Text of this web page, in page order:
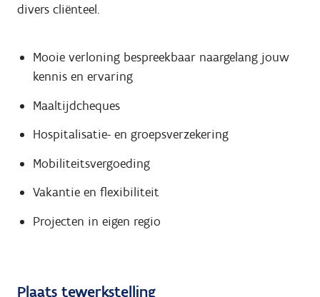
divers cliënteel.
Mooie verloning bespreekbaar naargelang jouw
kennis en ervaring
Maaltijdcheques
Hospitalisatie- en groepsverzekering
Mobiliteitsvergoeding
Vakantie en flexibiliteit
Projecten in eigen regio
Plaats tewerkstelling